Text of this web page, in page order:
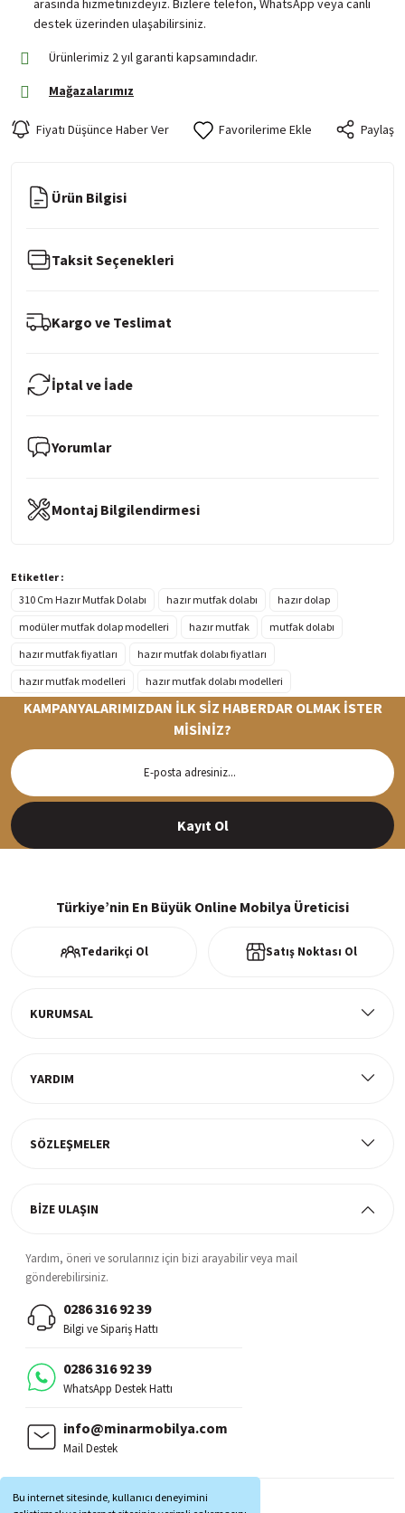
Bu internet sitesinde, kullanıcı deneyimini
arasında hizmetinizdeyiz. Bizlere telefon, WhatsApp veya canlı
destek üzerinden ulaşabilirsiniz.
Ürünlerimiz 2 yıl garanti kapsamındadır.
Mağazalarımız
Fiyatı Düşünce Haber Ver Paylaş
Ürün Bilgisi
Taksit Seçenekleri
Kargo ve Teslimat
İptal ve İade
Yorumlar
Montaj Bilgilendirmesi
Etiketler :
310 Cm Hazır Mutfak Dolabı
hazır mutfak dolabı
hazır dolap
modüler mutfak dolap modelleri
hazır mutfak
mutfak dolabı
hazır mutfak fiyatları
hazır mutfak dolabı fiyatları
hazır mutfak modelleri
hazır mutfak dolabı modelleri
Siparişleriniz en kısa sürede hazırlanarak kargoya verilir
KAMPANYALARIMIZDAN İLK SİZ HABERDAR OLMAK İSTER
MİSİNİZ?
Kayıt Ol
Türkiye’nin En Büyük Online Mobilya Üreticisi
Tedarikçi Ol Satış Noktası Ol
KURUMSAL
YARDIM
SÖZLEŞMELER
BİZE ULAŞIN
Yardım, öneri ve sorularınız için bizi arayabilir veya mail
gönderebilirsiniz.
0286 316 92 39
Bilgi ve Sipariş Hattı
0286 316 92 39
WhatsApp Destek Hattı
info@minarmobilya.com
Mail Destek
MOBİL UYGULAMALAR: